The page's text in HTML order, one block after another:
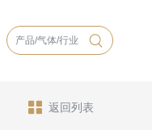
返回列表